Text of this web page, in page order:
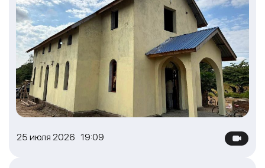
25 июля 2026 19:09